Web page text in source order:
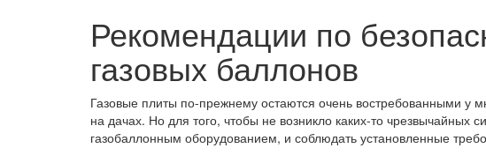
Рекомендации по
газовых баллонов
Газовые плиты по-прежнему остаются очень востребованными у
на дачах. Но для того, чтобы не возникло каких-то
газобаллонным оборудованием, и соблюдать установленные